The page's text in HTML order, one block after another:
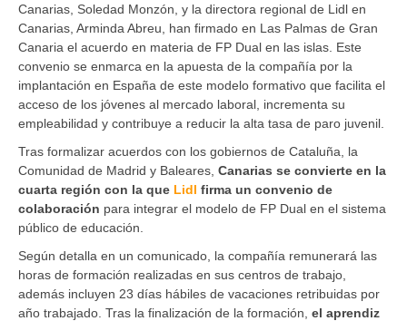
Canarias, Soledad Monzón, y la directora regional de Lidl en
Canarias, Arminda Abreu, han firmado en Las Palmas de Gran
Canaria el acuerdo en materia de FP Dual en las islas. Este
convenio se enmarca en la apuesta de la compañía por la
implantación en España de este modelo formativo que facilita el
acceso de los jóvenes al mercado laboral, incrementa su
empleabilidad y contribuye a reducir la alta tasa de paro juvenil.
Tras formalizar acuerdos con los gobiernos de Cataluña, la
Comunidad de Madrid y Baleares, Canarias se convierte en la
cuarta región con la que Lidl firma un convenio de
colaboración para integrar el modelo de FP Dual en el sistema
público de educación.
Según detalla en un comunicado, la compañía remunerará las
horas de formación realizadas en sus centros de trabajo,
además incluyen 23 días hábiles de vacaciones retribuidas por
año trabajado. Tras la finalización de la formación, el aprendiz